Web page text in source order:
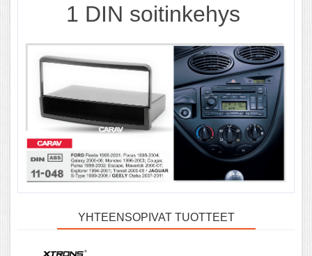
1 DIN soitinkehys
YHTEENSOPIVAT TUOTTEET